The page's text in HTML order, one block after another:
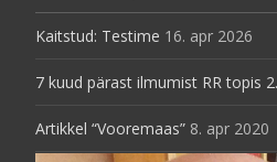
Kaitstud: Testime 16. apr 2026
7 kuud pärast ilmumist RR topis
Artikkel “Vooremaas” 8. apr 2020